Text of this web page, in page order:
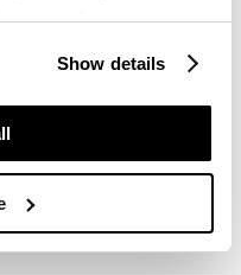
where you can
your data. You can
in your browser at any
Show details
bekannten Ecke
im Off Season
ist im September
auch